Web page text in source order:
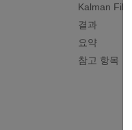
Kalman
결과
요약
참고 항목